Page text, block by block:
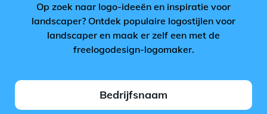
Op zoek naar logo-ideeën en inspiratie voor
landscaper? Ontdek populaire logostijlen voor
landscaper en maak er zelf een met de
freelogodesign-logomaker.